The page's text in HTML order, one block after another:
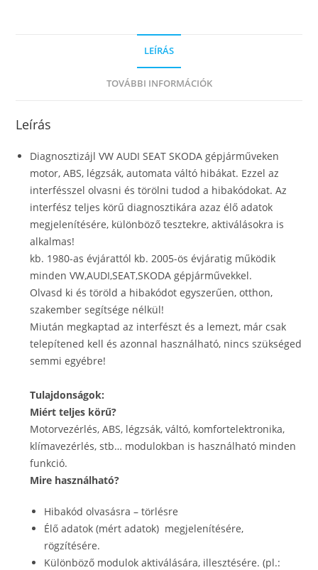
LEÍRÁS
TOVÁBBI INFORMÁCIÓK
Leírás
Diagnosztizájl VW AUDI SEAT SKODA gépjárműveken
motor, ABS, légzsák, automata váltó hibákat. Ezzel az
interfésszel olvasni és törölni tudod a hibakódokat. Az
interfész teljes körű diagnosztikára azaz élő adatok
megjelenítésére, különböző tesztekre, aktiválásokra is
alkalmas!
kb. 1980-as évjárattól kb. 2005-ös évjáratig működik
minden VW,AUDI,SEAT,SKODA gépjárművekkel.
Olvasd ki és töröld a hibakódot egyszerűen, otthon,
szakember segítsége nélkül!
Miután megkaptad az interfészt és a lemezt, már csak
telepítened kell és azonnal használható, nincs szükséged
semmi egyébre!
Tulajdonságok:
Miért teljes körű?
Motorvezérlés, ABS, légzsák, váltó, komfortelektronika,
klímavezérlés, stb… modulokban is használható minden
funkció.
Mire használható?
Hibakód olvasásra – törlésre
Élő adatok (mért adatok) megjelenítésére,
rögzítésére.
Különböző modulok aktiválására, illesztésére. (pl.: